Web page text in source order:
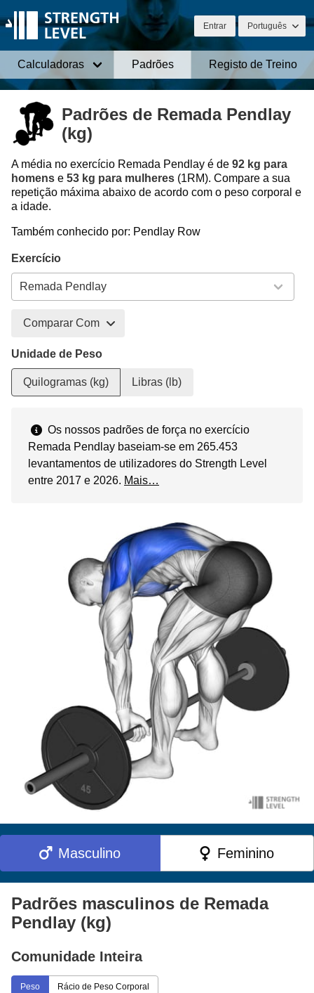
Entrar Português
Calculadoras Padrões Registo de Treino
Padrões de Remada Pendlay
(kg)
A média no exercício Remada Pendlay é de 92 kg para
homens e 53 kg para mulheres (1RM). Compare a sua
repetição máxima abaixo de acordo com o peso corporal e
a idade.
Também conhecido por: Pendlay Row
Exercício
Comparar Com
Unidade de Peso
Quilogramas (kg) Libras (lb)
Os nossos padrões de força no exercício
Remada Pendlay baseiam-se em 265.453
levantamentos de utilizadores do Strength Level
entre 2017 e 2026. Mais…
Masculino Feminino
Padrões masculinos de Remada
Pendlay (kg)
Comunidade Inteira
Peso Rácio de Peso Corporal